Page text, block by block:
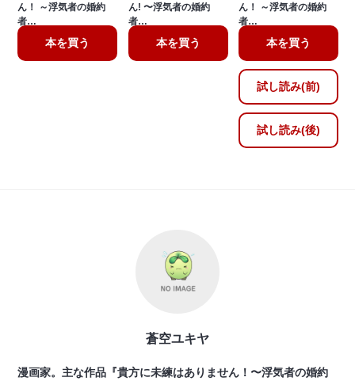
ん！ ～浮気者の婚約
者…
本を買う
ん! 〜浮気者の婚約
者…
本を買う
ん！ ～浮気者の婚約
者…
本を買う
試し読み(前)
試し読み(後)
蒼空ユキヤ
漫画家。主な作品『貴方に未練はありません！〜浮気者の婚約